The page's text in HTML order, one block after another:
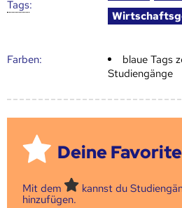
Tags:
Farben:
blaue Tags
Studiengänge
Deine
Mit dem
kannst du
hinzufügen.